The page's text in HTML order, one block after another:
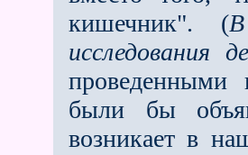
кишеч­ник". (
исследования
прове­денными
были бы
возникает в